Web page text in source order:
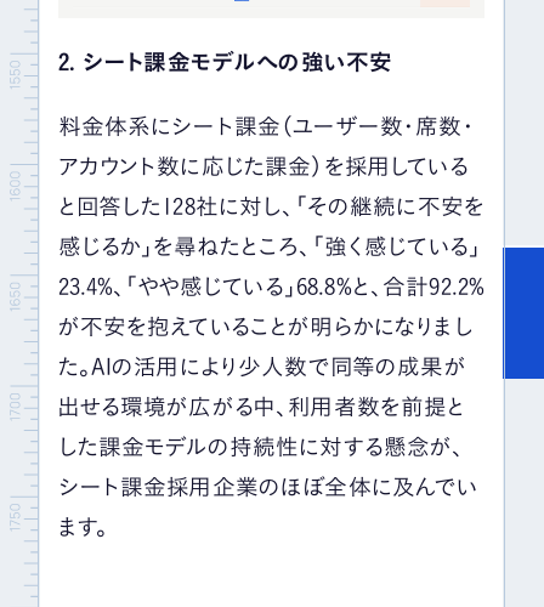
2. シート課金モデルへの強い不安
料金体系にシート課金（ユーザー数・席数・
アカウント数に応じた課金）を採用している
と回答した128社に対し、「その継続に不安を
感じるか」を尋ねたところ、「強く感じている」
23.4%、「やや感じている」68.8%と、合計92.2%
が不安を抱えていることが明らかになりまし
た。AIの活用により少人数で同等の成果が
出せる環境が広がる中、利用者数を前提と
した課金モデルの持続性に対する懸念が、
シート課金採用企業のほぼ全体に及んでい
ます。